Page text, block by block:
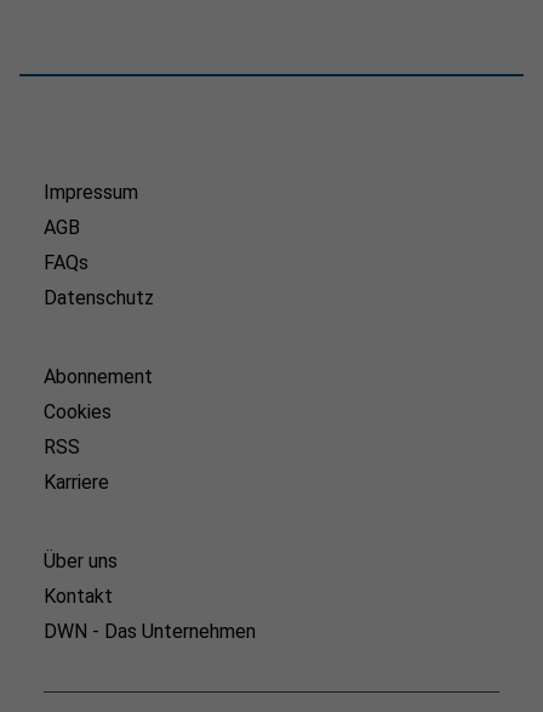
Impressum
AGB
FAQs
Datenschutz
Abonnement
Cookies
RSS
Karriere
Über uns
Kontakt
DWN - Das Unternehmen